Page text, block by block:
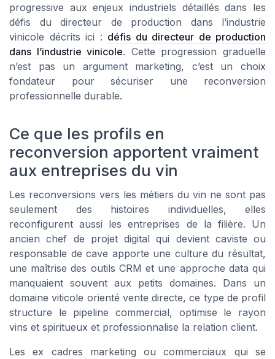
progressive aux enjeux industriels détaillés dans les
défis du directeur de production dans l’industrie
vinicole décrits ici : défis du directeur de production
dans l’industrie vinicole. Cette progression graduelle
n’est pas un argument marketing, c’est un choix
fondateur pour sécuriser une reconversion
professionnelle durable.
Ce que les profils en
reconversion apportent vraiment
aux entreprises du vin
Les reconversions vers les métiers du vin ne sont pas
seulement des histoires individuelles, elles
reconfigurent aussi les entreprises de la filière. Un
ancien chef de projet digital qui devient caviste ou
responsable de cave apporte une culture du résultat,
une maîtrise des outils CRM et une approche data qui
manquaient souvent aux petits domaines. Dans un
domaine viticole orienté vente directe, ce type de profil
structure le pipeline commercial, optimise le rayon
vins et spiritueux et professionnalise la relation client.
Les ex cadres marketing ou commerciaux qui se